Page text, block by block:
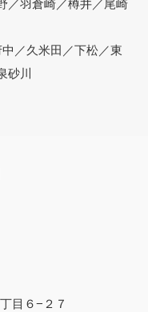
／羽倉崎／樽井／尾崎
／久米田／下松／東
砂川
目６−２７